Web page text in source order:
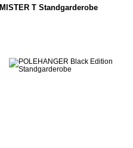
MISTER T Standgarderobe